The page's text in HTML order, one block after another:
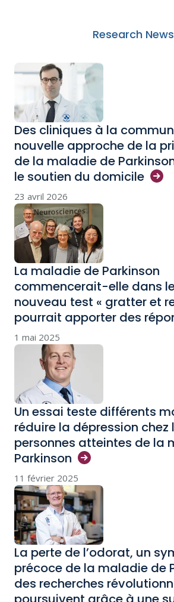
Research News
Des cliniques à la
nouvelle approche de la
de la maladie de
le soutien du domicile
23 avril 2026
La maladie de Parkinson
commencerait-elle dans le
nouveau test « gratter et
pourrait apporter des
1 mai 2025
Un essai teste différents
réduire la dépression chez
personnes atteintes de la
Parkinson
11 février 2025
La perte de l’odorat, un
précoce de la maladie de
des recherches